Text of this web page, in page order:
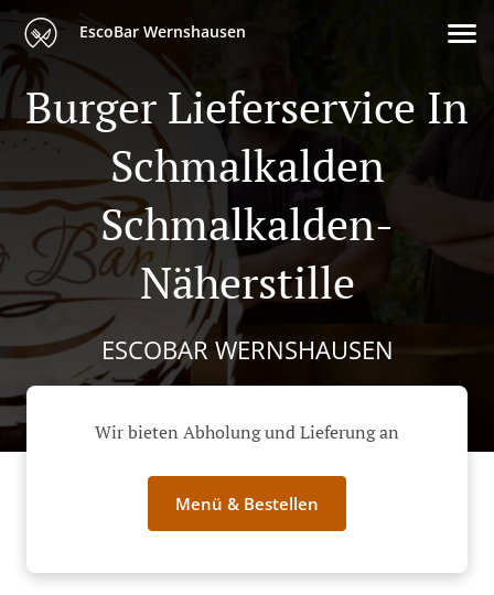
EscoBar Wernshausen
Burger Lieferservice In
Schmalkalden
Schmalkalden-
Näherstille
ESCOBAR WERNSHAUSEN
Wir bieten Abholung und Lieferung an
Menü & Bestellen